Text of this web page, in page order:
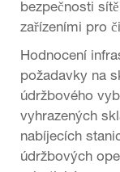
bezpečnosti
zařízeními pro
Hodnocení
požadavky na
údržbového
vyhrazených
nabíjecích
údržbových